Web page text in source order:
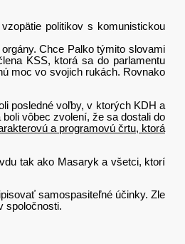
politikov s komunistickou
Chce Palko týmito slovami
KSS, ktorá sa do parlamentu
moc vo svojich rukách. Rovnako
posledné voľby, v ktorých KDH a
vôbec zvolení, že sa dostali do
a programovú črtu, ktorá
tak ako Masaryk a všetci, ktorí
samospasiteľné účinky. Zle
spoločnosti.